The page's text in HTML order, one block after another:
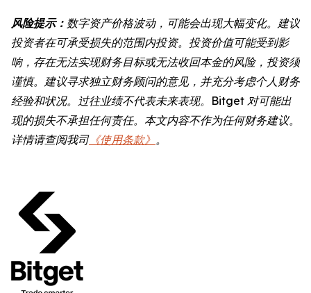
风险提示： 数字资产价格波动，可能会出现大幅变化。建议
投资者在可承受损失的范围内投资。投资价值可能受到影
响，存在无法实现财务目标或无法收回本金的风险，投资须
谨慎。建议寻求独立财务顾问的意见，并充分考虑个人财务
经验和状况。过往业绩不代表未来表现。Bitget 对可能出
现的损失不承担任何责任。本文内容不作为任何财务建议。
详情请查阅我司《使用条款》 。